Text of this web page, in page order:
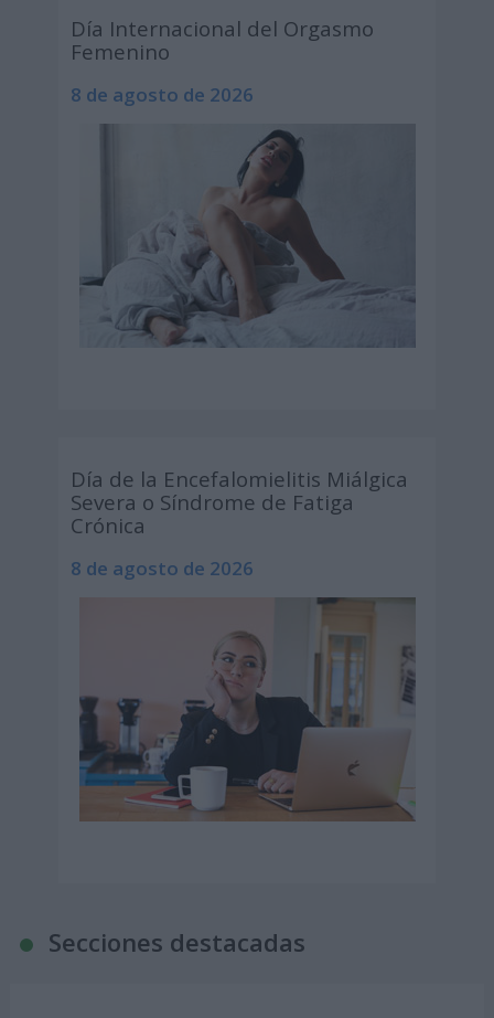
Día Internacional del Orgasmo
Femenino
8 de agosto de 2026
Día de la Encefalomielitis Miálgica
Severa o Síndrome de Fatiga
Crónica
8 de agosto de 2026
Secciones destacadas